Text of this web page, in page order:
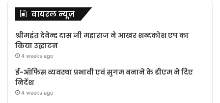
वायरल न्यूज़
श्रीमहंत देवेन्द्र दास जी महाराज ने आखर शब्दकोश एप का
किया उद्घाटन
4 weeks ago
ई-ऑफिस व्यवस्था प्रभावी एवं सुगम बनाने के डीएम ने दिए
निर्देश
4 weeks ago